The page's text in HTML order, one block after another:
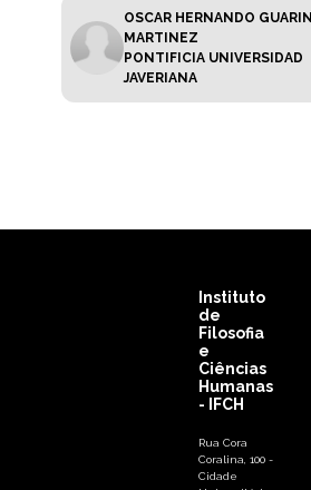
OSCAR HERNANDO GUARIN
MARTINEZ
PONTIFICIA UNIVERSIDAD
JAVERIANA
Instituto
de
Filosofia
e
Ciências
Humanas
- IFCH
Rua Cora
Coralina, 100 -
Cidade